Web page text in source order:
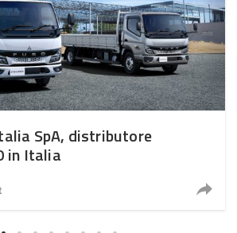
SpA, distributore
in Italia